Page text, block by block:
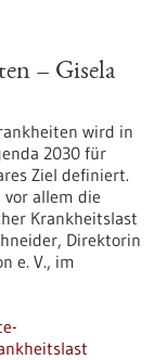
– Gisela
wird in
2030 für
Ziel definiert.
allem die
Krankheitslast
Direktorin
e. V., im